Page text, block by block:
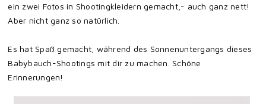
ein zwei Fotos in Shootingkleidern gemacht,- auch ganz nett!
Aber nicht ganz so natürlich.
Es hat Spaß gemacht, während des Sonnenuntergangs dieses
Babybauch-Shootings mit dir zu machen. Schöne
Erinnerungen!